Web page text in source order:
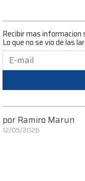
Recibir mas informacion
Lo que no se vio de las
por Ramiro Marun
12/05/2026